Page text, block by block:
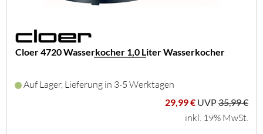
Cloer 4720 Wasserkocher 1,0 Liter Wasserkocher
Auf Lager, Lieferung in 3-5 Werktagen
29,99 € UVP35,99 €
inkl. 19% MwSt.